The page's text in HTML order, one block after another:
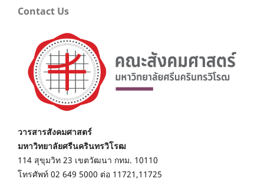
Contact Us
วารสารสังคมศาสตร์
มหาวิทยาลัยศรีนครินทรวิโรฒ
114 สุขุมวิท 23 เขตวัฒนา กทม. 10110
โทรศัพท์ 02 649 5000 ต่อ 11721,11725